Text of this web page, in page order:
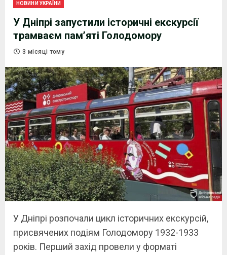
НОВИНИ УКРАЇНИ
У Дніпрі запустили історичні екскурсії
трамваєм пам’яті Голодомору
3 місяці тому
У Дніпрі розпочали цикл історичних екскурсій,
присвячених подіям Голодомору 1932-1933
років. Перший захід провели у форматі